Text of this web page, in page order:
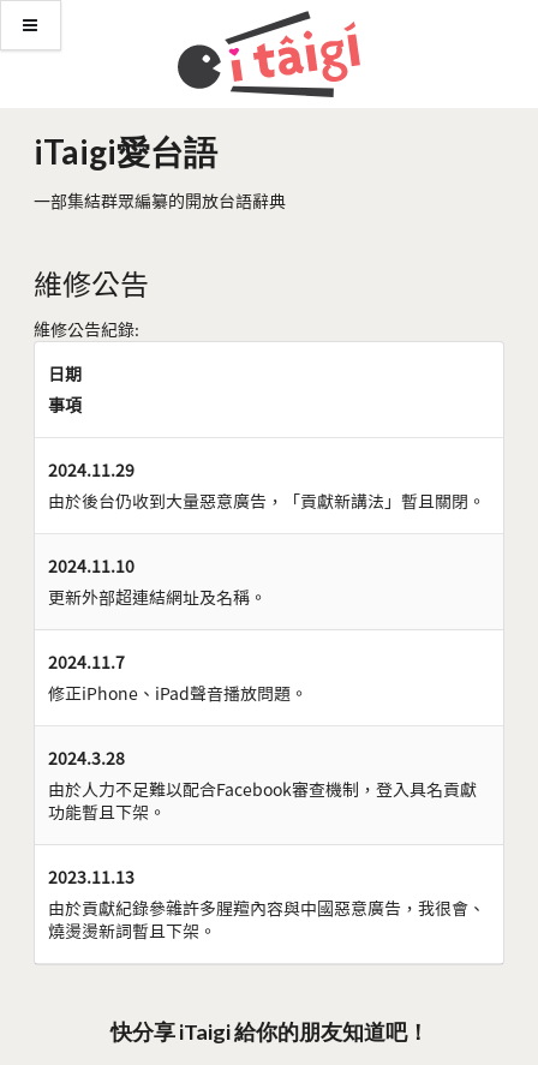
iTaigi愛台語
一部集結群眾編纂的開放台語辭典
維修公告
維修公告紀錄:
日期
事項
2024.11.29
由於後台仍收到大量惡意廣告，「貢獻新講法」暫且關閉。
2024.11.10
更新外部超連結網址及名稱。
2024.11.7
修正iPhone、iPad聲音播放問題。
2024.3.28
由於人力不足難以配合Facebook審查機制，登入具名貢獻
功能暫且下架。
2023.11.13
由於貢獻紀錄參雜許多腥羶內容與中國惡意廣告，我很會、
燒燙燙新詞暫且下架。
快分享 iTaigi 給你的朋友知道吧！